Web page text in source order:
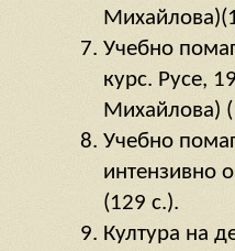
Учебно
курс. Русе,
Михайлова)
Учебно
интензивно
(129 с.).
Култура на